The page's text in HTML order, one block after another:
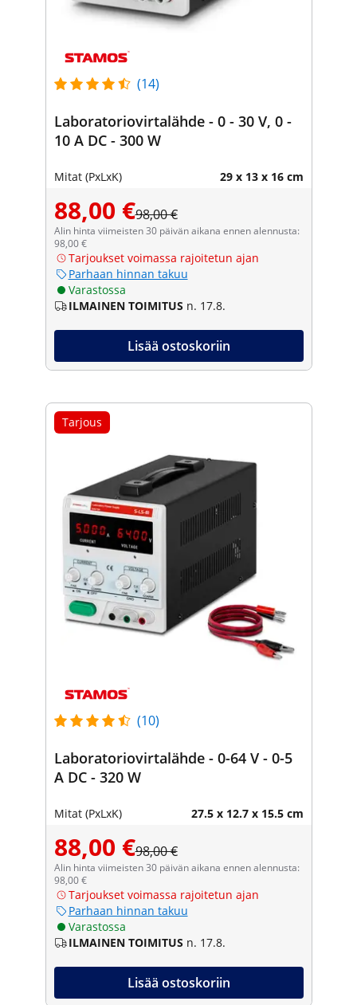
(14)
Laboratoriovirtalähde - 0 - 30 V, 0 -
10 A DC - 300 W
Mitat (PxLxK) 29 x 13 x 16 cm
88,00 €98,00 €
Alin hinta viimeisten 30 päivän aikana ennen alennusta:
98,00 €
Tarjoukset voimassa rajoitetun ajan
Parhaan hinnan takuu
Varastossa
ILMAINEN TOIMITUS n. 17.8.
Lisää ostoskoriin
Tarjous
(10)
Laboratoriovirtalähde - 0-64 V - 0-5
A DC - 320 W
Mitat (PxLxK) 27.5 x 12.7 x 15.5 cm
88,00 €98,00 €
Alin hinta viimeisten 30 päivän aikana ennen alennusta:
98,00 €
Tarjoukset voimassa rajoitetun ajan
Parhaan hinnan takuu
Varastossa
ILMAINEN TOIMITUS n. 17.8.
Lisää ostoskoriin